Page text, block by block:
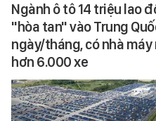
Ngành ô tô 14 triệu lao
"hòa tan" vào Trung
ngày/tháng, có nhà
hơn 6.000 xe